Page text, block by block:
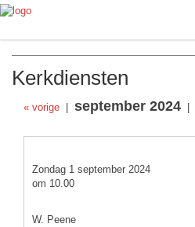
Kerkdiensten
« vorige september 2024
Zondag 1 september 2024
om 10.00
W. Peene